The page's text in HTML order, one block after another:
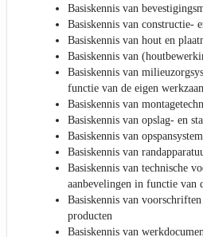
Basiskennis van
Basiskennis van constructie-
Basiskennis van hout en
Basiskennis van
Basiskennis van
functie van de eigen
Basiskennis van
Basiskennis van opslag- en
Basiskennis van
Basiskennis van
Basiskennis van technische
aanbevelingen in functie van
Basiskennis van
producten
Basiskennis van